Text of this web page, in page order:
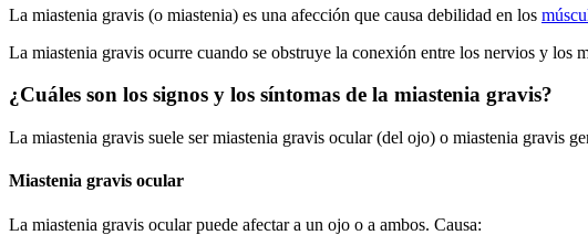
La miastenia gravis (o miastenia) es una afección que causa debilidad en los
La miastenia gravis ocurre cuando se obstruye la conexión entre los nervios y los
¿Cuáles son los signos y los síntomas de la miastenia gravis?
La miastenia gravis suele ser miastenia gravis ocular (del ojo) o miastenia gravis
Miastenia gravis ocular
La miastenia gravis ocular puede afectar a un ojo o a ambos. Causa: